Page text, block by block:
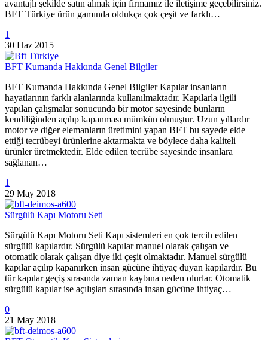
avantajlı şekilde satın almak için firmamız ile iletişime geçebilirsiniz.
BFT Türkiye ürün gamında oldukça çok çeşit ve farklı…
1
30 Haz 2015
BFT Kumanda Hakkında Genel Bilgiler
BFT Kumanda Hakkında Genel Bilgiler Kapılar insanların
hayatlarının farklı alanlarında kullanılmaktadır. Kapılarla ilgili
yapılan çalışmalar sonucunda bir motor sayesinde bunların
kendiliğinden açılıp kapanması mümkün olmuştur. Uzun yıllardır
motor ve diğer elemanların üretimini yapan BFT bu sayede elde
ettiği tecrübeyi ürünlerine aktarmakta ve böylece daha kaliteli
ürünler üretmektedir. Elde edilen tecrübe sayesinde insanlara
sağlanan…
1
29 May 2018
Sürgülü Kapı Motoru Seti
Sürgülü Kapı Motoru Seti Kapı sistemleri en çok tercih edilen
sürgülü kapılardır. Sürgülü kapılar manuel olarak çalışan ve
otomatik olarak çalışan diye iki çeşit olmaktadır. Manuel sürgülü
kapılar açılıp kapanırken insan gücüne ihtiyaç duyan kapılardır. Bu
tür kapılar geçiş sırasında zaman kaybına neden olurlar. Otomatik
sürgülü kapılar ise açılışları sırasında insan gücüne ihtiyaç…
0
21 May 2018